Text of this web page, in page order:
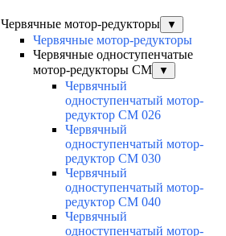
Червячные мотор-редукторы ▼
Червячные мотор-редукторы
Червячные одноступенчатые
мотор-редукторы CM
▼
Червячный
одноступенчатый мотор-
редуктор CM 026
Червячный
одноступенчатый мотор-
редуктор CM 030
Червячный
одноступенчатый мотор-
редуктор CM 040
Червячный
одноступенчатый мотор-